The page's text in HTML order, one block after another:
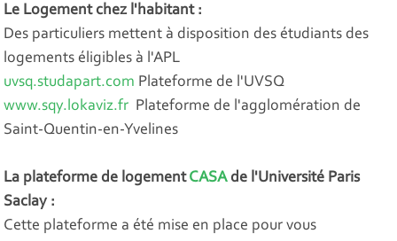
Le Logement chez l'habitant :
Des particuliers mettent à disposition des étudiants des
logements éligibles à l'APL
uvsq.studapart.com Plateforme de l'UVSQ
www.sqy.lokaviz.fr Plateforme de l'agglomération de
Saint-Quentin-en-Yvelines
La plateforme de logementCASAde l'Université Paris
Saclay :
Cette plateforme a été mise en place pour vous